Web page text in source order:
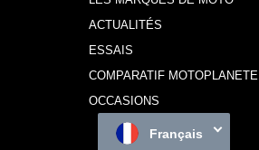
ACTUALITÉS
ESSAIS
COMPARATIF MOTOPLANETE
OCCASIONS
Français